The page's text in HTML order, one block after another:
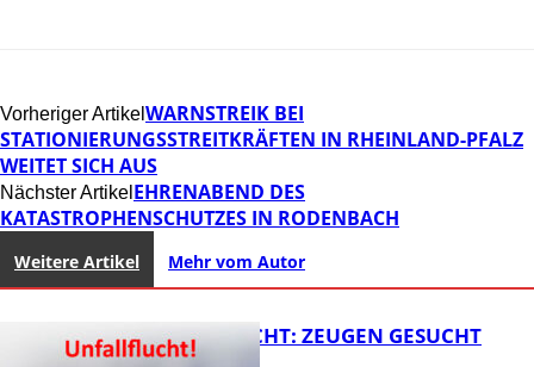
Vorheriger Artikel WARNSTREIK BEI
STATIONIERUNGSSTREITKRÄFTEN IN RHEINLAND-PFALZ
WEITET SICH AUS
Nächster Artikel EHRENABEND DES
KATASTROPHENSCHUTZES IN RODENBACH
Weitere Artikel Mehr vom Autor
UNFALLFLUCHT: ZEUGEN GESUCHT